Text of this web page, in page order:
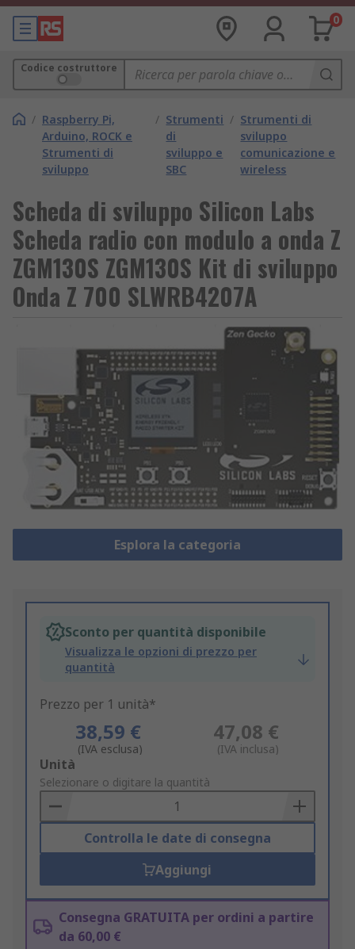
0
Codice costruttore
/ Raspberry Pi,
Arduino, ROCK e
Strumenti di
sviluppo
/ Strumenti
di
sviluppo e
SBC
/ Strumenti di
sviluppo
comunicazione e
wireless
Scheda di sviluppo Silicon Labs
Scheda radio con modulo a onda Z
ZGM130S ZGM130S Kit di sviluppo
Onda Z 700 SLWRB4207A
Esplora la categoria
Sconto per quantità disponibile
Visualizza le opzioni di prezzo per
quantità
Prezzo per 1 unità*
38,59 €
(IVA esclusa)
47,08 €
(IVA inclusa)
Add
to
Basket
Unità
Selezionare o digitare la quantità
Controlla le date di consegna
Aggiungi
Consegna GRATUITA per ordini a partire
da 60,00 €